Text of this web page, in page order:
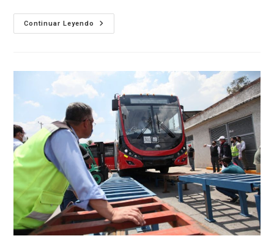
Continuar Leyendo